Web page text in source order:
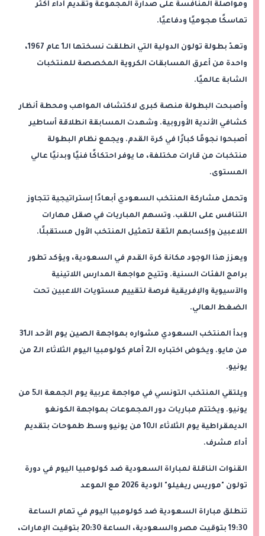
ومواصلة المنافسة على صدارة المجموعة وتقديم أداء أكثر
تماسكًا هجوميًا ودفاعيًا.
وتعدّ بطولة تولون الدولية التي انطلقت نسختها الـ1 عام 1967،
واحدة من أعرق المسابقات الكروية المخصصة للمنتخبات
الشابة عالميًا.
وأصبحت البطولة منصة كبرى لاكتشاف المواهب ومحطة أنظار
كشافي الأندية الأوروبية. وشهدت المسابقة انطلاقة أساطير
أصبحوا نجومًا كبارًا في كرة القدم. ويجمع نظام البطولة
منتخبات من قارات مختلفة، ما يوفر احتكاكًا فنيًا وبدنيًا عالي
المستوى.
وتحمل مشاركة المنتخب السعودي أبعادًا إستراتيجية تتجاوز
التنافس على اللقب. وتسهم المباريات في صقل مهارات
اللاعبين وإكسابهم الثقة لتمثيل المنتخب الأول مستقبلًا.
ويعزز هذا الوجود مكانة كرة القدم في السعودية، ويؤكد تطور
برامج الفئات السنية. وتتيح مواجهة المدارس اللاتينية
والآسيوية والإفريقية فرصة لتقييم مستويات اللاعبين تحت
الضغط العالي.
وبدأ المنتخب السعودي مشواره بمواجهة الصين يوم الأحد الـ31
من مايو. ويخوض اختباره الـ2 أمام كولومبيا اليوم الثلاثاء الـ2 من
يونيو.
ويلتقي المنتخب التونسي في مواجهة عربية يوم الجمعة الـ5 من
يونيو. ويختتم مباريات دور المجموعات بمواجهة الكونغو
الديمقراطية يوم الثلاثاء الـ10 من يونيو وسط طموحات بتقديم
أداء مشرف.
القنوات الناقلة لمباراة السعودية ضد كولومبيا اليوم في دورة
تولون "موريس ريفيلو" الودية 2026 مع الموعد
تنطلق مباراة السعودية ضد كولومبيا اليوم في تمام الساعة
19:30 بتوقيت مصر والسعودية، الساعة 20:30 بتوقيت الإمارات،